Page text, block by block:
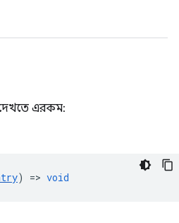
দেখতে এরকম:
) => void